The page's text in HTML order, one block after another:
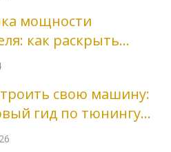
мощности
как раскрыть
машины
свою машину:
гид по тюнингу